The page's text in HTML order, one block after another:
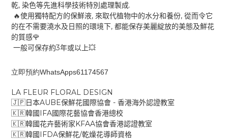
乾, 染色等先進科學技術特別處理製成.
🔥使用獨特配方的保鮮液, 來取代植物中的水分和養份, 從而令它
的在不需要澆水及日照的環境下, 都能保存美麗綻放的美態及鮮花
的質感🌹
一般可保存約3年或以上💥
立即預約WhatsApps61174567
LA FLEUR FLORAL DESIGN
🇯🇵 日本AUBE保鮮花國際協會 - 香港海外認證教室
🇰🇷韓國 IFA國際花藝協會香港總校
🇰🇷韓國花卉藝術家 KFAA協會香港認證教室
🇰🇷韓國 IFDA保鮮花/乾燥花導師資格